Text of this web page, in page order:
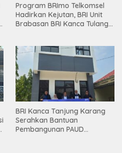
Program BRImo Telkomsel
Hadirkan Kejutan, BRI Unit
Brabasan BRI Kanca Tulang
Mesuji
BRI Kanca Tanjung Karang
Serahkan Bantuan
Pembangunan PAUD